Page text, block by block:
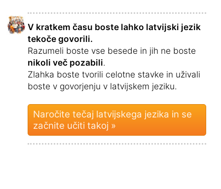
V kratkem času boste lahko latvijski jezik
tekoče govorili.
Razumeli boste vse besede in jih ne boste
nikoli več pozabili.
Zlahka boste tvorili celotne stavke in uživali
boste v govorjenju v latvijskem jeziku.
Naročite tečaj latvijskega jezika in se
začnite učiti takoj »